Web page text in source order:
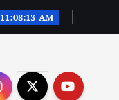
11:08:15 AM